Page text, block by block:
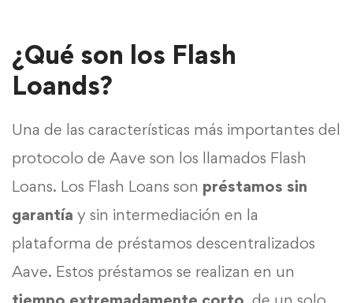
¿Qué son los Flash
Loands?
Una de las características más importantes del
protocolo de Aave son los llamados Flash
Loans. Los Flash Loans son préstamos sin
garantía y sin intermediación en la
plataforma de préstamos descentralizados
Aave. Estos préstamos se realizan en un